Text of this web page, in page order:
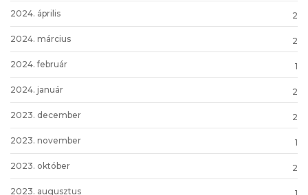
2024. április 2
2024. március 2
2024. február 1
2024. január 2
2023. december 2
2023. november 1
2023. október 2
2023. augusztus